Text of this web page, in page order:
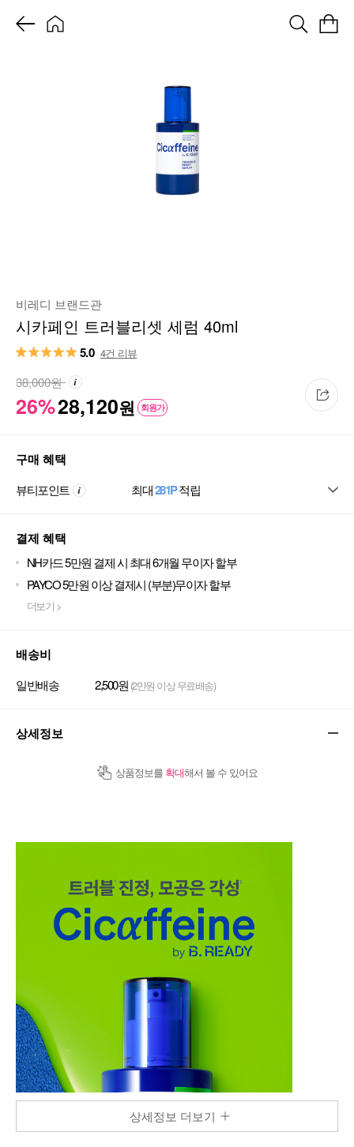
비레디 브랜드관
시카페인 트러블리셋 세럼 40ml
5.0 4건 리뷰
26%28,120원 회원가
38,000원
구매 혜택
뷰티포인트 최대281P적립
결제 혜택
NH카드 5만원 결제 시 최대 6개월 무이자 할부
PAYCO 5만원 이상 결제시 (부분)무이자 할부
더보기 >
배송비
일반배송 2,500원 (2만원 이상 무료배송)
상세정보
상품정보를 확대해서 볼 수 있어요
상세정보 더보기